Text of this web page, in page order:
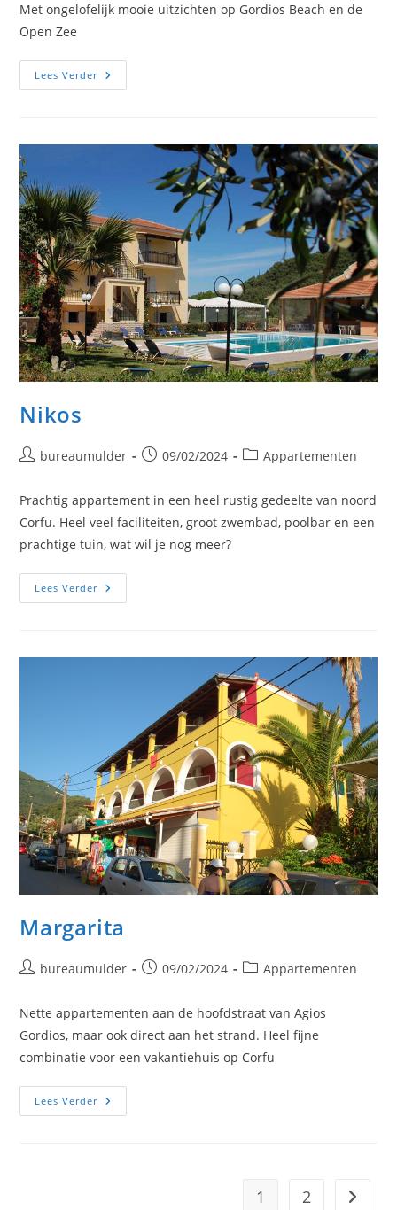
Met ongelofelijk mooie uitzichten op Gordios Beach en de
Open Zee
Lees VerderPelagos
Nikos
Berichtbureaumulder
Bericht
op:
09/02/2024 Berichtcategorie:
Appartementen
Prachtig appartement in een heel rustig gedeelte van noord
Corfu. Heel veel faciliteiten, groot zwembad, poolbar en een
prachtige tuin, wat wil je nog meer?
Lees VerderNikos
Margarita
Berichtbureaumulder
Bericht09/02/2024 Berichtcategorie:
Appartementen
Nette appartementen aan de hoofdstraat van Agios
Gordios, maar ook direct aan het strand. Heel fijne
combinatie voor een vakantiehuis op Corfu
Lees VerderMargarita
1 2 Naar